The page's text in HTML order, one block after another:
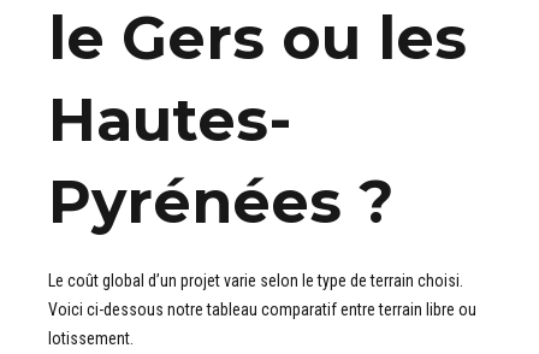
le Gers ou les
Hautes-
Pyrénées ?
Le coût global d’un projet varie selon le type de terrain choisi.
Voici ci-dessous notre tableau comparatif entre terrain libre ou
lotissement.